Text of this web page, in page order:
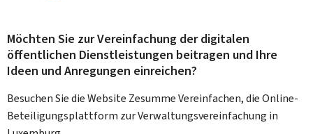
Möchten Sie zur Vereinfachung der digitalen
öffentlichen Dienstleistungen beitragen und Ihre
Ideen und Anregungen einreichen?
Besuchen Sie die Website Zesumme Vereinfachen, die Online-
Beteiligungsplattform zur Verwaltungsvereinfachung in